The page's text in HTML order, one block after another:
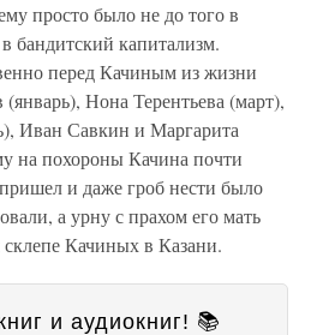
просто было не до того в
бандитский капитализм.
перед Качиным из жизни
Нона Терентьева (март),
Иван Савкин и Маргарита
на похороны Качина почти
и даже гроб нести было
а урну с прахом его мать
Качиных в Казани.
и аудиокниг! 📚